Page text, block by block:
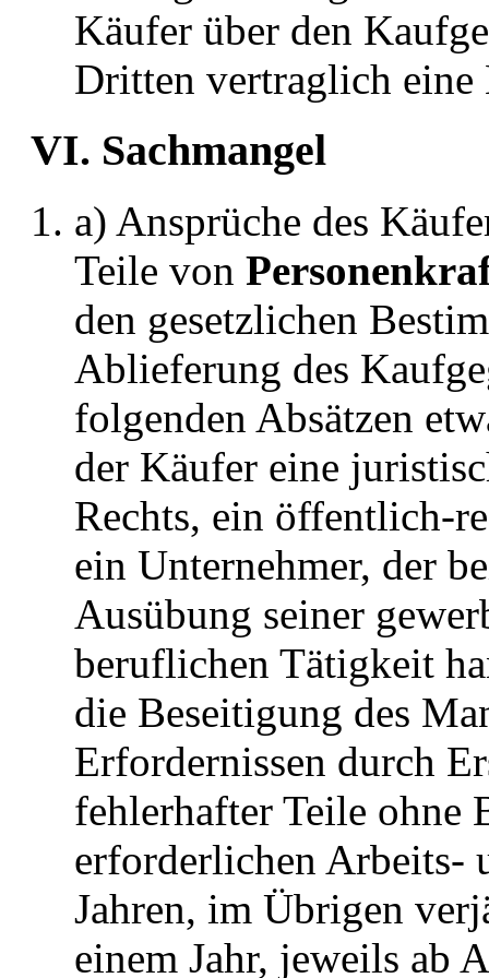
Käufer über den
Dritten vertraglich eine
VI. Sachmangel
a) Ansprüche des
Teile von
den gesetzlichen
Ablieferung des
folgenden Absätzen
der Käufer eine
Rechts, ein öffentlich-
ein Unternehmer, der
Ausübung seiner
beruflichen Tätigkeit
die Beseitigung des
Erfordernissen durch
fehlerhafter Teile ohne
erforderlichen Arbeits-
Jahren, im Übrigen
einem Jahr, jeweils ab